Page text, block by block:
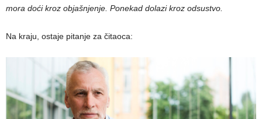
mora doći kroz objašnjenje. Ponekad dolazi kroz odsustvo.
Na kraju, ostaje pitanje za čitaoca: